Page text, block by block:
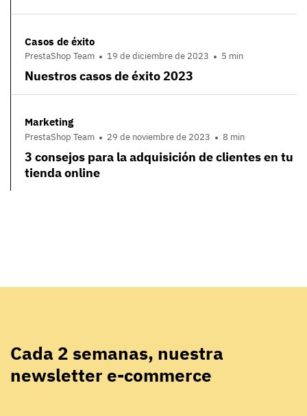
Casos de éxito
PrestaShop Team 19 de diciembre de 2023 5 min
Nuestros casos de éxito 2023
Marketing
PrestaShop Team 29 de noviembre de 2023 8 min
3 consejos para la adquisición de clientes en tu
tienda online
Cada 2 semanas, nuestra
newsletter e-commerce